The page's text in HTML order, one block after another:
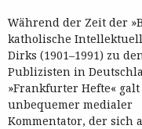
Während der Zeit der
katholische
Dirks (1901–1991) zu
Publizisten in
»Frankfurter Hefte«
unbequemer medialer
Kommentator, der sich